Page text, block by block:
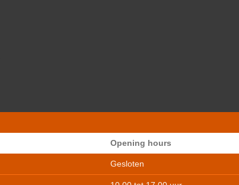
Opening hours
Gesloten